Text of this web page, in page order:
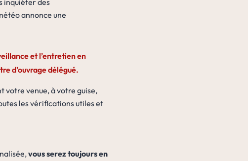
inquiéter des
annonce une
et l’entretien en
d’ouvrage délégué.
votre venue, à votre guise,
les vérifications utiles et
vous serez toujours en